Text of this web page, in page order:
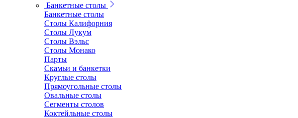
Банкетные столы
Банкетные столы
Столы Калифорния
Столы Лукум
Столы Вэльс
Столы Монако
Парты
Скамьи и банкетки
Круглые столы
Прямоугольные столы
Овальные столы
Сегменты столов
Коктейльные столы